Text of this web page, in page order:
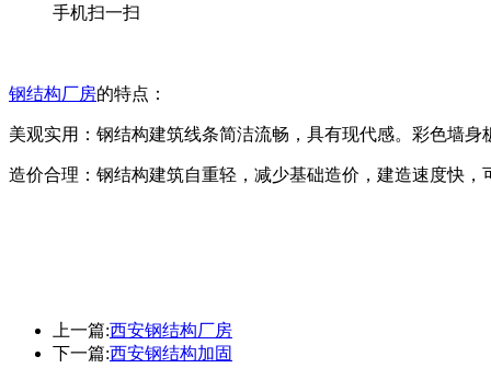
手机扫一扫
钢结构厂房的特点：
美观实用：钢结构建筑线条简洁流畅，具有现代感。彩色墙
造价合理：钢结构建筑自重轻，减少基础造价，建造速度快
上一篇:西安钢结构厂房
下一篇:西安钢结构加固